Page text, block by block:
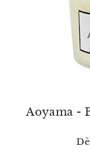
Aoyama -